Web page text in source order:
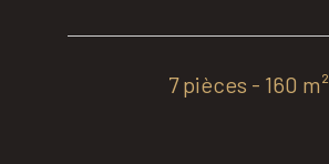
7 pièces - 160 m²